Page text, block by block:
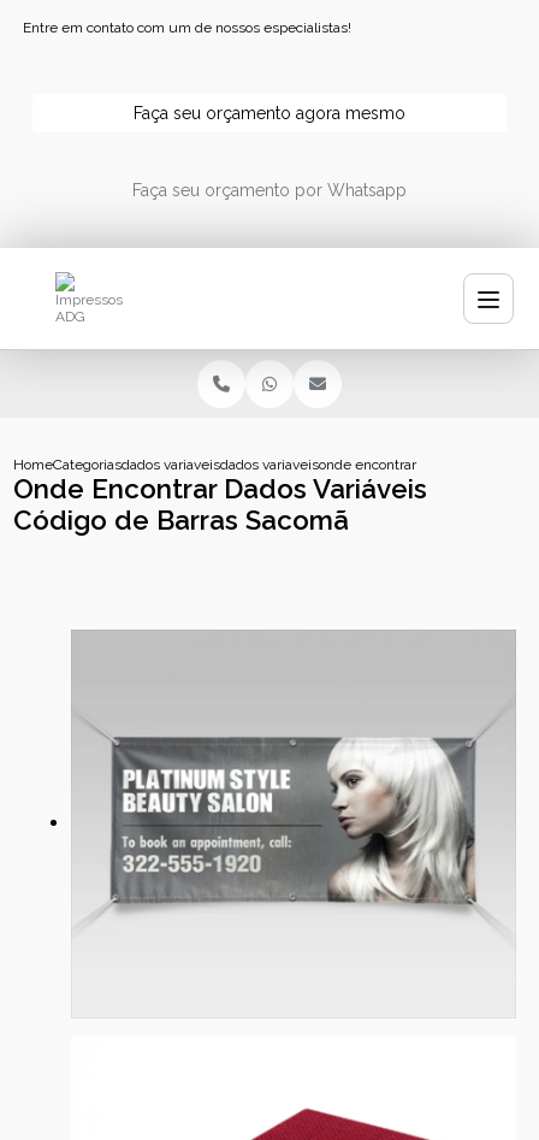
Entre em contato com um de nossos especialistas!
Faça seu orçamento agora mesmo
Faça seu orçamento por Whatsapp
HomeCategoriasdados variaveisdados variaveis impressaoonde encontrar dados variaveis
Onde Encontrar Dados Variáveis
Código de Barras Sacomã